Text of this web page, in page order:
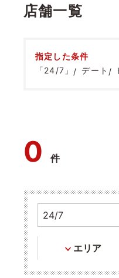
店舗一覧
指定した条件
「24/7」
デート
0件
エリア